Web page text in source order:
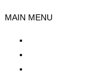
MAIN MENU